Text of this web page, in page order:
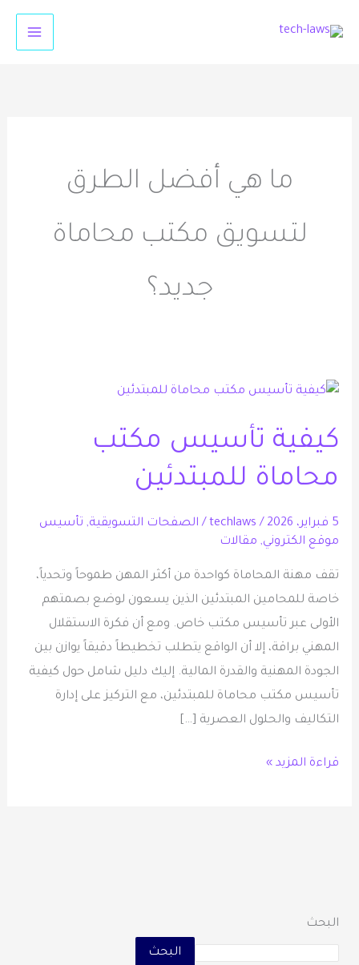
ما هي أفضل الطرق
لتسويق مكتب محاماة
جديد؟
كيفية تأسيس مكتب
محاماة للمبتدئين
5 فبراير، 2026 /
techlaws
/ الصفحات التسويقية, تأسيس
موقع الكتروني, مقالات
تقف مهنة المحاماة كواحدة من أكثر المهن طموحاً وتحدياً،
خاصة للمحامين المبتدئين الذين يسعون لوضع بصمتهم
الأولى عبر تأسيس مكتب خاص. ومع أن فكرة الاستقلال
المهني براقة، إلا أن الواقع يتطلب تخطيطاً دقيقاً يوازن بين
الجودة المهنية والقدرة المالية. إليك دليل شامل حول كيفية
تأسيس مكتب محاماة للمبتدئين، مع التركيز على إدارة
التكاليف والحلول العصرية […]
كيفية
مكتب
للمبتدئين
قراءة المزيد »
البحث
البحث